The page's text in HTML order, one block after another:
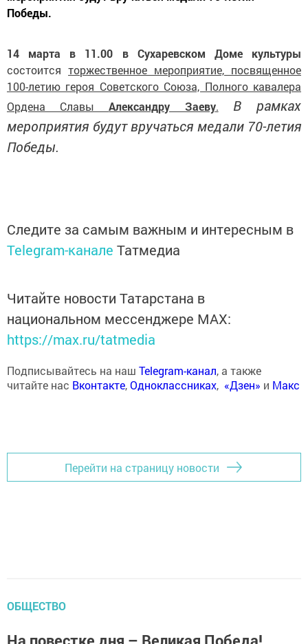
Победы.
14 марта в 11.00 в Сухаревском Доме культуры
состоится торжественное мероприятие, посвященное
100-летию героя Советского Союза, Полного кавалера
Ордена СлавыАлександру Заеву.
В рамках
мероприятия будут вручаться медали 70-летия
Победы.
Следите за самым важным и интересным в
Telegram-канале Татмедиа
Читайте новости Татарстана в
национальном мессенджере MАХ:
https://max.ru/tatmedia
Подписывайтесь на наш Telegram-канал, а также
читайте нас Вконтакте,Одноклассниках, «Дзен» и Макс
Перейти на страницу новости
ОБЩЕСТВО